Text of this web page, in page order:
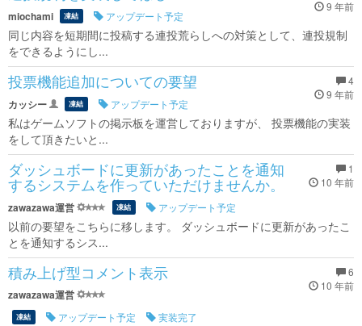
9 年前
miochami 凍結 アップデート予定
同じ内容を短期間に投稿する連投荒らしへの対策として、連投規制
をできるようにし...
4
9 年前
投票機能追加についての要望
カッシー 凍結 アップデート予定
私はゲームソフトの掲示板を運営しておりますが、 投票機能の実装
をして頂きたいと...
1
10 年前
ダッシュボードに更新があったことを通知
するシステムを作っていただけませんか。
zawazawa運営 凍結 アップデート予定
以前の要望をこちらに移します。 ダッシュボードに更新があったこ
とを通知するシス...
6
10 年前
積み上げ型コメント表示
zawazawa運営
凍結 アップデート予定 実装完了